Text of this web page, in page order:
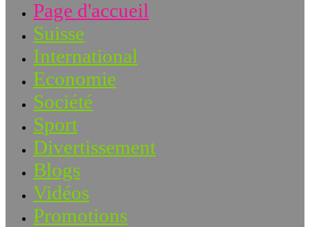
Page d'accueil
Suisse
International
Economie
Société
Sport
Divertissement
Blogs
Vidéos
Promotions